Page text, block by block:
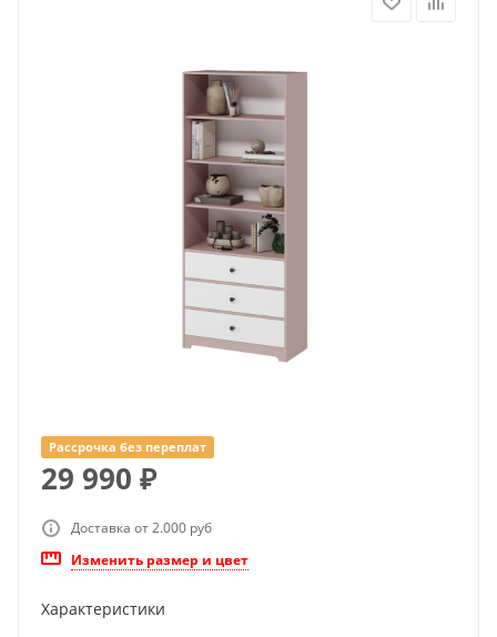
Рассрочка без переплат
29 990 ₽
Доставка от 2.000 руб
Изменить размер и цвет
Характеристики